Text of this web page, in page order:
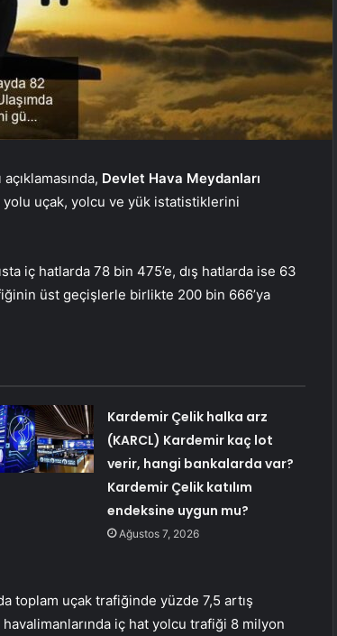
açıklamasında, Devlet Hava Meydanları
yolu uçak, yolcu ve yük istatistiklerini
iç hatlarda 78 bin 475’e, dış hatlarda ise 63
üst geçişlerle birlikte 200 bin 666’ya
Kardemir Çelik halka arz
(KARCL) Kardemir kaç lot
verir, hangi bankalarda var?
Kardemir Çelik katılım
endeksine uygun mu?
Ağustos 7, 2026
toplam uçak trafiğinde yüzde 7,5 artış
iç hat yolcu trafiği 8 milyon